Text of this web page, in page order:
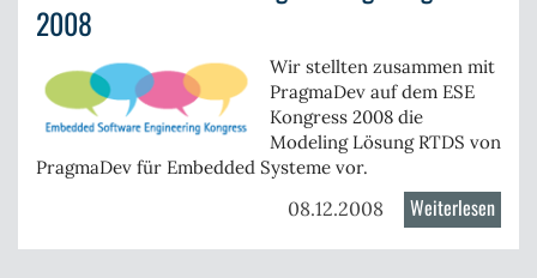
2008
Wir stellten zusammen mit
PragmaDev auf dem ESE
Kongress 2008 die
Modeling Lösung RTDS von
PragmaDev für Embedded Systeme vor.
08.12.2008 Weiterlesen